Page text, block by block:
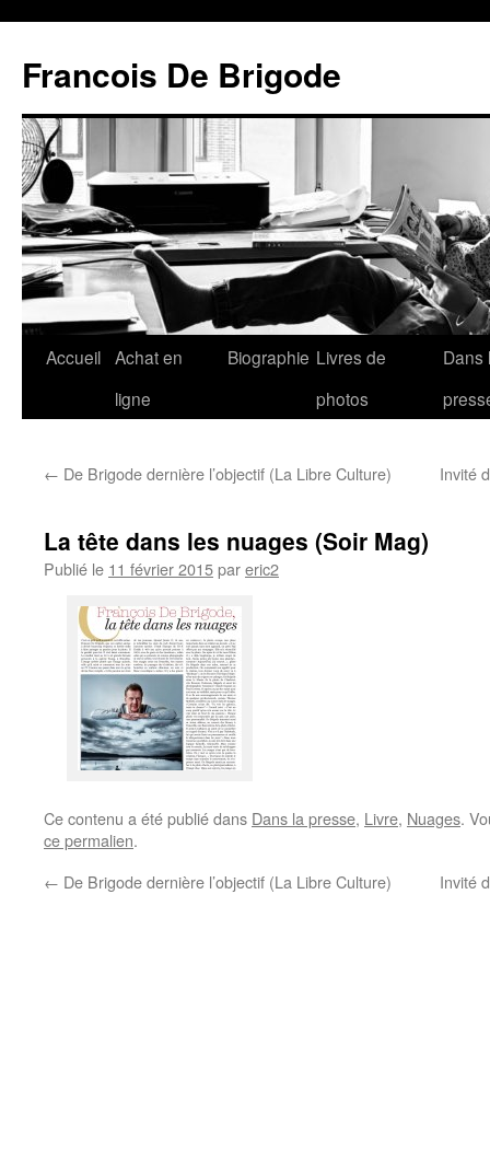
Francois De Brigode
Accueil Achat en
ligne
Biographie Livres de
photos
Dans
← De Brigode dernière l’objectif (La Libre Culture) Invité
La tête dans les nuages (Soir Mag)
Publié le 11 février 2015pareric2
Ce contenu a été publié dans Dans la presse, Livre, Nuages.
ce permalien.
← De Brigode dernière l’objectif (La Libre Culture) Invité